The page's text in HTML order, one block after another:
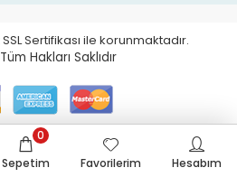
Sertifikası ile korunmaktadır.
Tüm Hakları Saklıdır
Sepetim
0
Favorilerim
Hesabım